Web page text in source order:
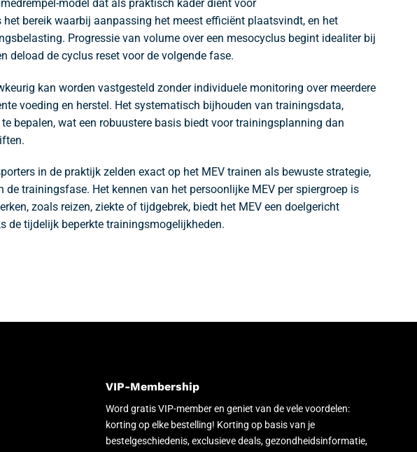
model dat als praktisch kader dient voor
bereik waarbij aanpassing het meest efficiënt plaatsvindt, en het
Progressie van volume over een mesocyclus begint idealiter bij
deload de cyclus reset voor de volgende fase.
kan worden vastgesteld zonder individuele monitoring over meerdere
voeding en herstel. Het systematisch bijhouden van trainingsdata,
bepalen, wat een robuustere basis biedt voor trainingsplanning dan
in de praktijk zelden exact op het MEV trainen als bewuste strategie,
trainingsfase. Het kennen van het persoonlijke MEV per spiergroep is
zoals reizen, ziekte of tijdgebrek, biedt het MEV een doelgericht
tijdelijk beperkte trainingsmogelijkheden.
VIP-Membership
Word gratis VIP-member en geniet van de vele voordelen:
korting op elke bestelling! Korting op basis van je
bestelgeschiedenis, exclusieve deals, gezondheidsinformatie,